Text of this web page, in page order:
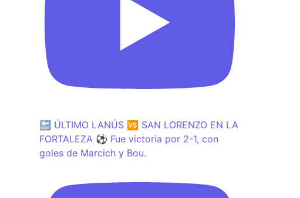
🔙 ÚLTIMO LANÚS 🆚 SAN LORENZO EN LA
FORTALEZA ⚽️ Fue victoria por 2-1, con
goles de Marcich y Bou.